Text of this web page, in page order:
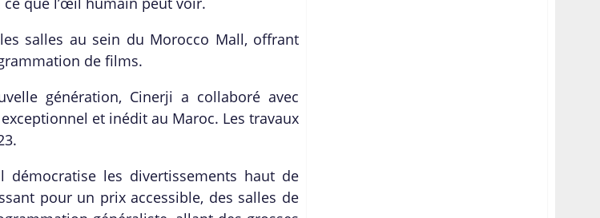
salles au sein du Morocco Mall, offrant
de films.
génération, Cinerji a collaboré avec
et inédit au Maroc. Les travaux
démocratise les divertissements haut de
pour un prix accessible, des salles de